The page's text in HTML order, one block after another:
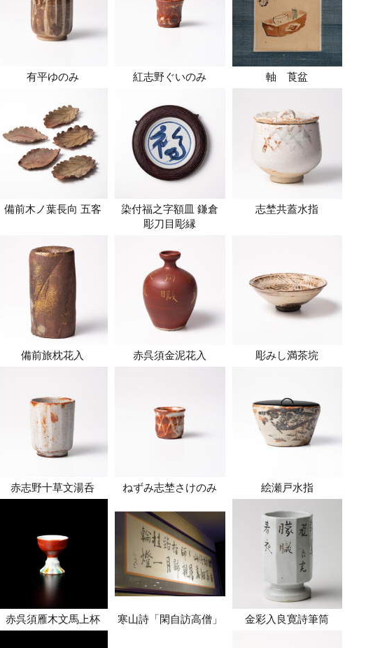
有平ゆのみ 紅志野ぐいのみ 軸 莨盆
備前木ノ葉長向 五客
染付福之字額皿 鎌倉
彫刀目彫縁
志埜共蓋水指
備前旅枕花入 赤呉須金泥花入 彫みし満茶垸
赤志野十草文湯呑 ねずみ志埜さけのみ 絵瀬戸水指
赤呉須雁木文馬上杯 寒山詩「閑自訪高僧」 金彩入良寛詩筆筒